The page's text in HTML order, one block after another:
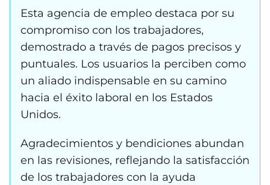
Esta agencia de empleo destaca por su
compromiso con los trabajadores,
demostrado a través de pagos precisos y
puntuales. Los usuarios la perciben como
un aliado indispensable en su camino
hacia el éxito laboral en los Estados
Unidos.
Agradecimientos y bendiciones abundan
en las revisiones, reflejando la satisfacción
de los trabajadores con la ayuda